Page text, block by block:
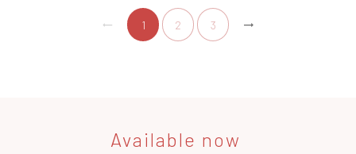
1 2 3
Available now